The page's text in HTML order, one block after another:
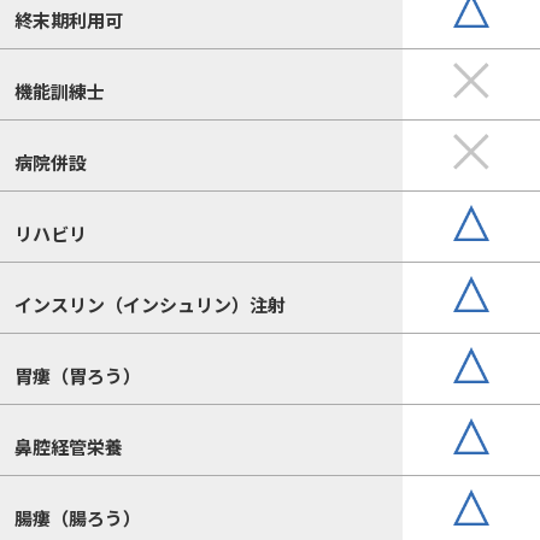
終末期利用可
機能訓練士
病院併設
リハビリ
インスリン（インシュリン）注射
胃瘻（胃ろう）
鼻腔経管栄養
腸瘻（腸ろう）